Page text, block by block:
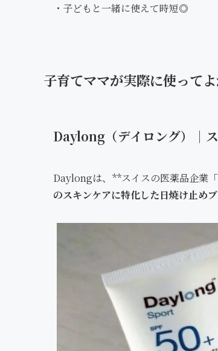
・子どもと一緒に使えて時短◎
子育てママが実際に使って
Daylong（デイロング）｜
Daylongは、**スイスの医薬品企業
のスキンケアに特化した日焼け止め